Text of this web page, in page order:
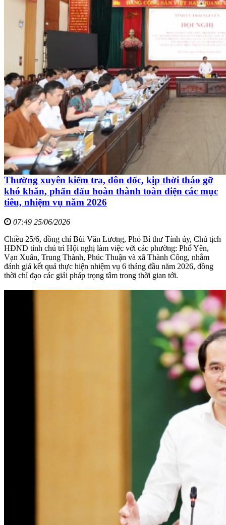
Thường xuyên kiểm tra, đôn đốc, kịp thời tháo gỡ
khó khăn, phấn đấu hoàn thành toàn diện các mục
tiêu, nhiệm vụ năm 2026
07:49 25/06/2026
Chiều 25/6, đồng chí Bùi Văn Lương, Phó Bí thư Tỉnh ủy, Chủ tịch
HĐND tỉnh chủ trì Hội nghị làm việc với các phường: Phổ Yên,
Vạn Xuân, Trung Thành, Phúc Thuận và xã Thành Công, nhằm
đánh giá kết quả thực hiện nhiệm vụ 6 tháng đầu năm 2026, đồng
thời chỉ đạo các giải pháp trọng tâm trong thời gian tới.